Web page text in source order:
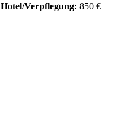
Hotel/Verpflegung: 850 €